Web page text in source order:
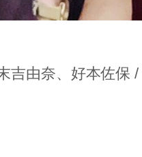
吉由奈、好本佐保 /